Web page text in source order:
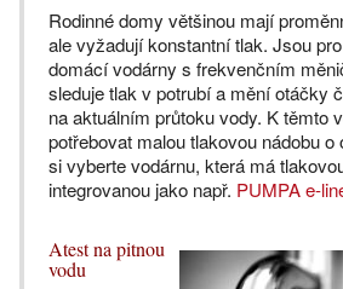
Rodinné domy většinou mají
ale vyžadují konstantní tlak. Jsou
domácí vodárny s frekvenčním
sleduje tlak v potrubí a mění otáčky
na aktuálním průtoku vody. K těmto
potřebovat malou tlakovou nádobu o
si vyberte vodárnu, která má
integrovanou jako např. PUMPA e-
Atest na pitnou
vodu